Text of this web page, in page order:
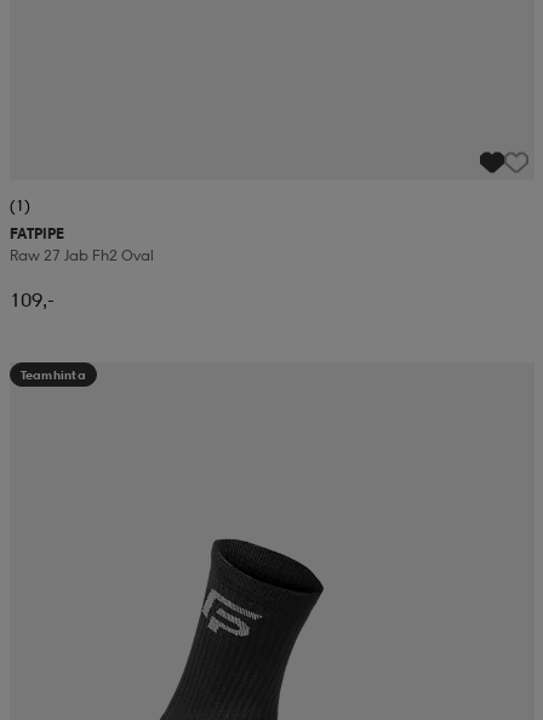
(1)
FATPIPE
Raw 27 Jab Fh2 Oval
109,-
Teamhinta